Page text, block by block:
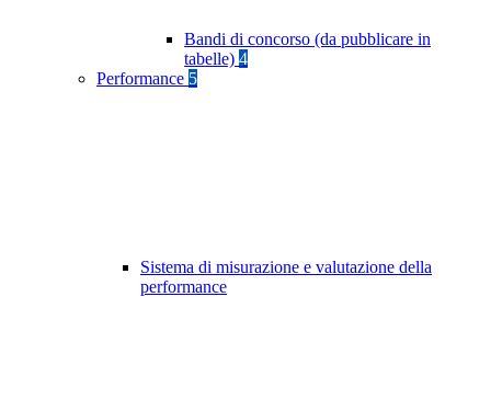
Bandi di concorso (da pubblicare in
tabelle) 4
Performance 5
Sistema di misurazione e valutazione della
performance